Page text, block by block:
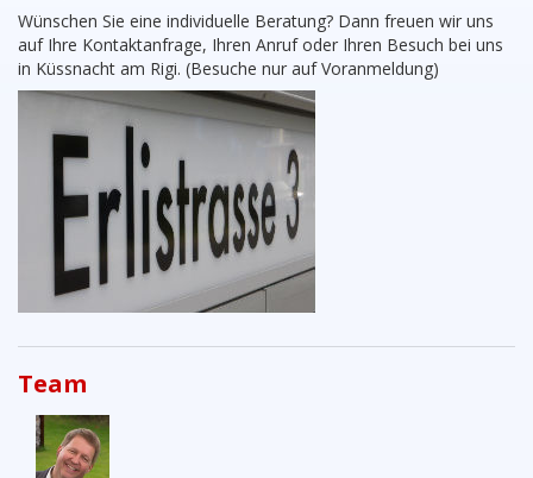
Wünschen Sie eine individuelle Beratung? Dann freuen wir uns
auf Ihre Kontaktanfrage, Ihren Anruf oder Ihren Besuch bei uns
in Küssnacht am Rigi. (Besuche nur auf Voranmeldung)
Team